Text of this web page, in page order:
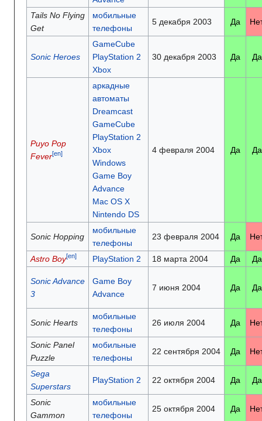
Tails No Flying
Get
мобильные
телефоны
5 декабря 2003 Да
Sonic Heroes
GameCube
PlayStation 2
Xbox
30 декабря 2003 Да Да
Puyo Pop
Fever[en]
аркадные
автоматы
Dreamcast
GameCube
PlayStation 2
Xbox
Windows
Game Boy
Advance
Mac OS X
Nintendo DS
4 февраля 2004 Да Да
Sonic Hopping
мобильные
телефоны
23 февраля 2004 Да
Astro Boy[en] PlayStation 2 18 марта 2004 Да Да
Sonic Advance
3
Game Boy
Advance
7 июня 2004 Да Да
Sonic Hearts
мобильные
телефоны
26 июля 2004 Да
Sonic Panel
Puzzle
мобильные
телефоны
22 сентября 2004 Да
Sega
Superstars
PlayStation 2 22 октября 2004 Да Да
Sonic
Gammon
мобильные
телефоны
25 октября 2004 Да